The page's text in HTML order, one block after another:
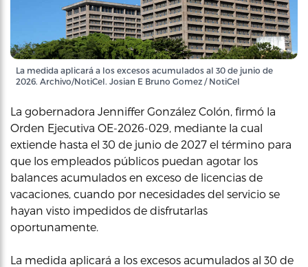
La medida aplicará a los excesos acumulados al 30 de junio de
2026. Archivo/NotiCel. Josian E Bruno Gomez / NotiCel
La gobernadora Jenniffer González Colón, firmó la
Orden Ejecutiva OE-2026-029, mediante la cual
extiende hasta el 30 de junio de 2027 el término para
que los empleados públicos puedan agotar los
balances acumulados en exceso de licencias de
vacaciones, cuando por necesidades del servicio se
hayan visto impedidos de disfrutarlas
oportunamente.
La medida aplicará a los excesos acumulados al 30 de